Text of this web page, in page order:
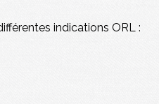
indications ORL :